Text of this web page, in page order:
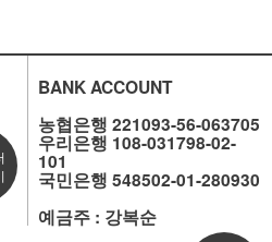
BANK ACCOUNT
농협은행 221093-56-063705
우리은행 108-031798-02-
101
국민은행 548502-01-280930
예금주 : 강복순